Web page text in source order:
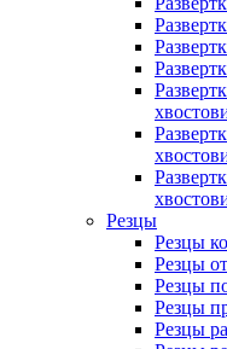
Резцы
Резцы
Резцы
Резцы
Резцы
Резцы